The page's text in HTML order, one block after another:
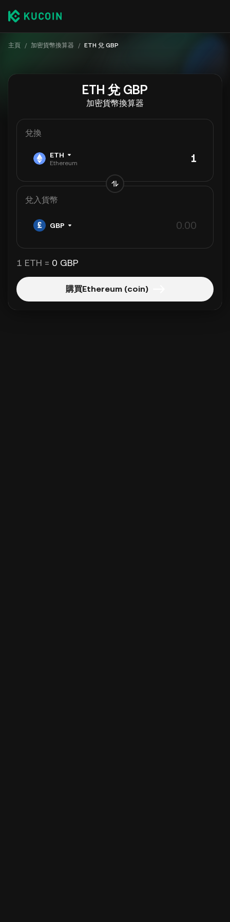
主頁 / 加密貨幣換算器 / ETH 兌 GBP
ETH 兌 GBP
加密貨幣換算器
兌換
ETH
Ethereum
兌入貨幣
GBP
1 ETH = 0 GBP
購買Ethereum (coin)